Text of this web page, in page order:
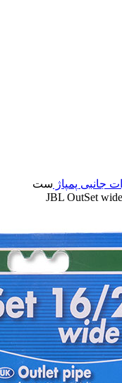
جانبی پمپاژ ست